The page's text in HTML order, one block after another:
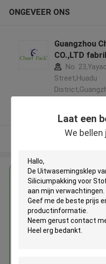
Laat een
We bellen
ONGEVEER ONS
Guangzhou
CO.,LTD
No.
Street,Huadu
Krijg de
De